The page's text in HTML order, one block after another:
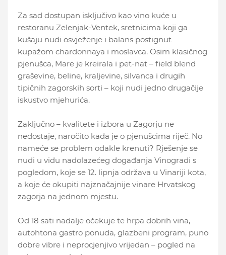
Za sad dostupan isključivo kao vino kuće u
restoranu Zelenjak-Ventek, sretnicima koji ga
kušaju nudi osvježenje i balans postignut
kupažom chardonnaya i moslavca. Osim klasičnog
pjenušca, Mare je kreirala i pet-nat – field blend
graševine, beline, kraljevine, silvanca i drugih
tipičnih zagorskih sorti – koji nudi jedno drugačije
iskustvo mjehurića.
Zaključno – kvalitete i izbora u Zagorju ne
nedostaje, naročito kada je o pjenušcima riječ. No
nameće se problem odakle krenuti? Rješenje se
nudi u vidu nadolazećeg događanja Vinogradi s
pogledom, koje se 12. lipnja održava u Vinariji kota,
a koje će okupiti najznačajnije vinare Hrvatskog
zagorja na jednom mjestu.
Od 18 sati nadalje očekuje te hrpa dobrih vina,
autohtona gastro ponuda, glazbeni program, puno
dobre vibre i neprocjenjivo vrijedan – pogled na